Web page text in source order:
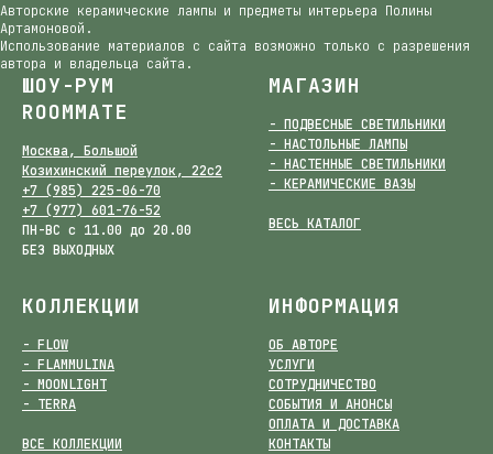
Авторские керамические лампы и предметы интерьера Полины
Артамоновой.
Использование материалов с сайта возможно только с разрешения
автора и владельца сайта.
ШОУ-РУМ
ROOMMATE
Москва, Большой
Козихинский переулок, 22с2
+7 (985) 225-06-70
+7 (977) 601-76-52
ПН-ВС с 11.00 до 20.00
БЕЗ ВЫХОДНЫХ
МАГАЗИН
- ПОДВЕСНЫЕ СВЕТИЛЬНИКИ
- НАСТОЛЬНЫЕ ЛАМПЫ
- НАСТЕННЫЕ СВЕТИЛЬНИКИ
- КЕРАМИЧЕСКИЕ ВАЗЫ
ВЕСЬ КАТАЛОГ
КОЛЛЕКЦИИ
- FLOW
- FLAMMULINA
- MOONLIGHT
- TERRA
ВСЕ КОЛЛЕКЦИИ
ИНФОРМАЦИЯ
ОБ АВТОРЕ
УСЛУГИ
СОТРУДНИЧЕСТВО
СОБЫТИЯ И АНОНСЫ
ОПЛАТА И ДОСТАВКА
КОНТАКТЫ